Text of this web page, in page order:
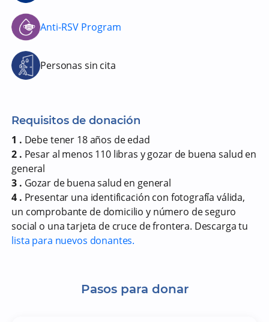
Anti-RSV Program
Personas sin cita
Requisitos de donación
1 . Debe tener 18 años de edad
2 . Pesar al menos 110 libras y gozar de buena salud en
general
3 . Gozar de buena salud en general
4 . Presentar una identificación con fotografía válida,
un comprobante de domicilio y número de seguro
social o una tarjeta de cruce de frontera. Descarga tu
lista para nuevos donantes.
Pasos para donar